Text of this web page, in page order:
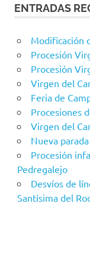
ENTRADAS
Modificación
Procesión
Procesión
Virgen del
Feria de
Procesiones
Virgen del
Nueva
Procesión
Pedregalejo
Desvíos de
Santísima del